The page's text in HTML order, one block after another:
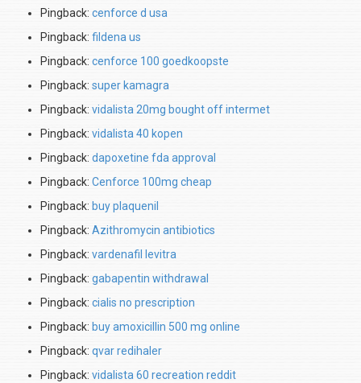
Pingback: cenforce d usa
Pingback: fildena us
Pingback: cenforce 100 goedkoopste
Pingback: super kamagra
Pingback: vidalista 20mg bought off intermet
Pingback: vidalista 40 kopen
Pingback: dapoxetine fda approval
Pingback: Cenforce 100mg cheap
Pingback: buy plaquenil
Pingback: Azithromycin antibiotics
Pingback: vardenafil levitra
Pingback: gabapentin withdrawal
Pingback: cialis no prescription
Pingback: buy amoxicillin 500 mg online
Pingback: qvar redihaler
Pingback: vidalista 60 recreation reddit